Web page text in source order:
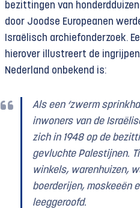
bezittingen van
door Joodse Europeanen
Israëlisch archiefonderzoek.
hierover illustreert de
Nederland onbekend is:
Als een ‘zwerm
inwoners van de
zich in 1948 op de
gevluchte Palestijnen.
winkels, warenhuizen,
boerderijen, moskeeën
leeggeroofd.